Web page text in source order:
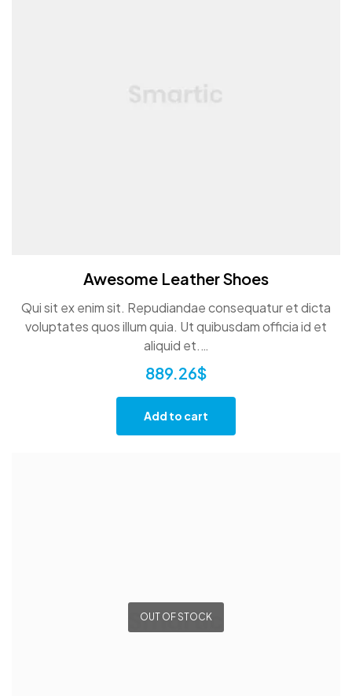
Awesome Leather Shoes
Qui sit ex enim sit. Repudiandae consequatur et dicta
voluptates quos illum quia. Ut quibusdam officia id et
aliquid et.…
889.26$
Add to cart
OUT OF STOCK